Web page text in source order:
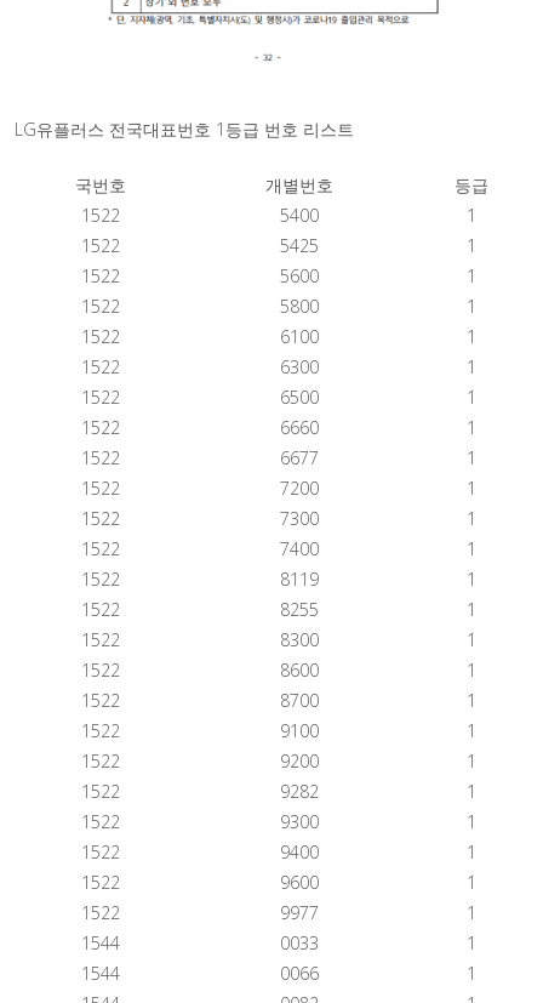
​LG유플러스 전국대표번호 1등급 번호 리스트
국번호 개별번호
등급
1522
5400
1
1522
5425
1
1522
5600
1
1522
5800
1
1522
6100
1
1522
6300
1
1522
6500
1
1522
6660
1
1522
6677
1
1522
7200
1
1522
7300
1
1522
7400
1
1522
8119
1
1522
8255
1
1522
8300
1
1522
8600
1
1522
8700
1
1522
9100
1
1522
9200
1
1522
9282
1
1522
9300
1
1522
9400
1
1522
9600
1
1522
9977
1
1544
0033
1
1544
0066
1